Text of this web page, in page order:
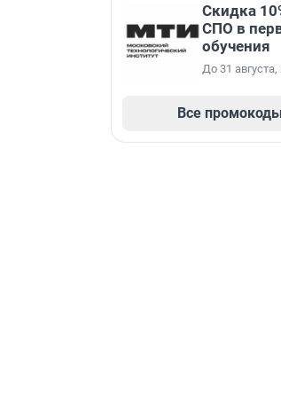
Скидка
СПО в
обучения
До 31 августа,
Все промокоды